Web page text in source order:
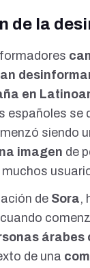
de la
en
españoles se
siendo
imagen de
de Sora,
árabes
de una